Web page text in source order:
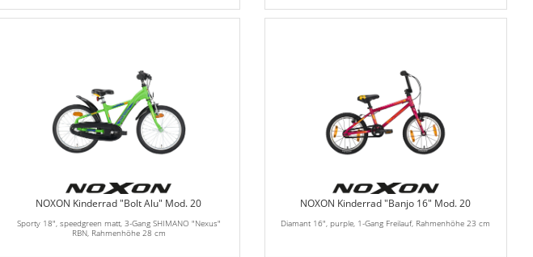
NOXON Kinderrad "Bolt Alu" Mod. 20
Sporty 18", speedgreen matt, 3-Gang SHIMANO "Nexus"
RBN, Rahmenhöhe 28 cm
NOXON Kinderrad "Banjo 16" Mod. 20
Diamant 16", purple, 1-Gang Freilauf, Rahmenhöhe 23 cm